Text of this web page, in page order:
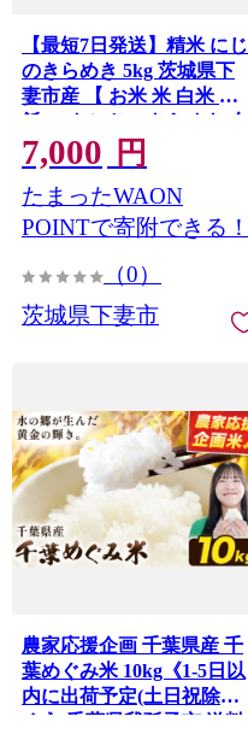
【最短7日発送】精米 にじ
のきらめき 5kg 茨城県下
妻市産 【 お米 米 白米 ご
飯 こめ にじのきらめき 令
和7年産 茨城県産 】
7,000 円
たまったWAON
POINTで寄附できる！
（0）
茨城県下妻市
農家応援企画 千葉県産 千
葉めぐみ米 10kg《1-5日以
内に出荷予定(土日祝除
く)》千葉県我孫子市 送料